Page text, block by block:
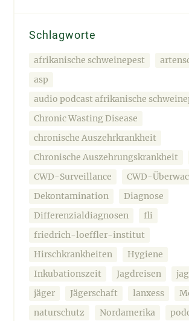
Schlagworte
afrikanische schweinepest
asp
audio podcast afrikanische
Chronic Wasting Disease
chronische Auszehrkrankheit
Chronische Auszehrungskrankheit
CWD-Surveillance
CWD-
Dekontamination
Diagnose
Differenzialdiagnosen
fli
friedrich-loeffler-institut
Hirschkrankheiten
Hygiene
Inkubationszeit
Jagdreisen
jäger
Jägerschaft lanxess
naturschutz
Nordamerika